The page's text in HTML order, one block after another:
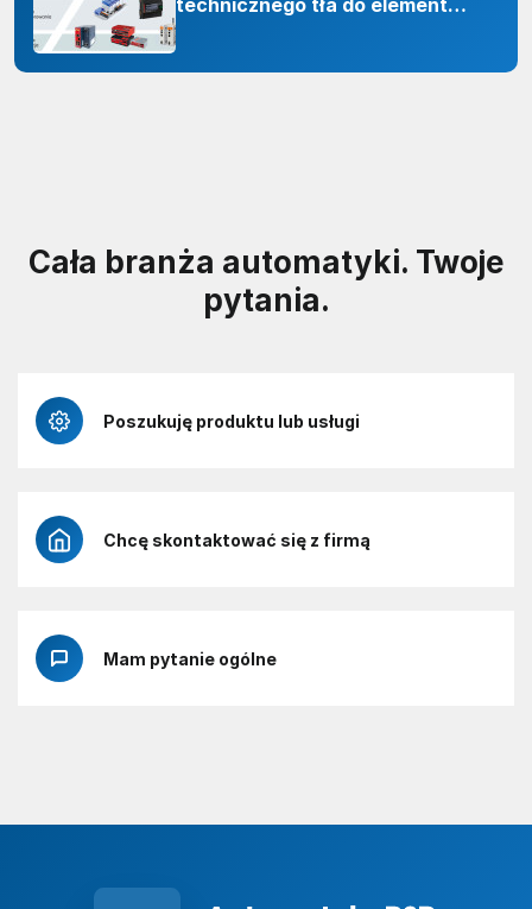
Cała branża automatyki. Twoje
pytania.
Poszukuję produktu lub usługi
Chcę skontaktować się z firmą
Mam pytanie ogólne